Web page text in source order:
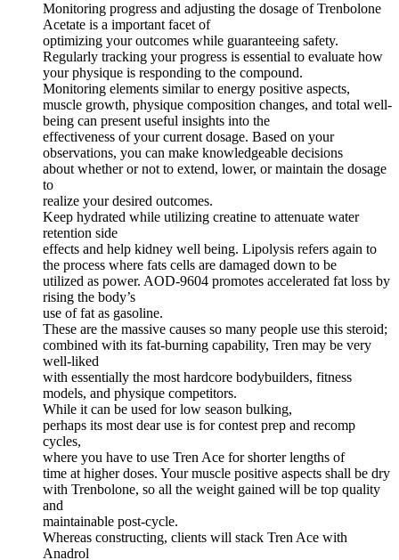
Monitoring progress and adjusting the dosage of Trenbolone
Acetate is a important facet of
optimizing your outcomes while guaranteeing safety.
Regularly tracking your progress is essential to evaluate how
your physique is responding to the compound.
Monitoring elements similar to energy positive aspects,
muscle growth, physique composition changes, and total well-
being can present useful insights into the
effectiveness of your current dosage. Based on your
observations, you can make knowledgeable decisions
about whether or not to extend, lower, or maintain the dosage
to
realize your desired outcomes.
Keep hydrated while utilizing creatine to attenuate water
retention side
effects and help kidney well being. Lipolysis refers again to
the process where fats cells are damaged down to be
utilized as power. AOD-9604 promotes accelerated fat loss by
rising the body’s
use of fat as gasoline.
These are the massive causes so many people use this steroid;
combined with its fat-burning capability, Tren may be very
well-liked
with essentially the most hardcore bodybuilders, fitness
models, and physique competitors.
While it can be used for low season bulking,
perhaps its most dear use is for contest prep and recomp
cycles,
where you have to use Tren Ace for shorter lengths of
time at higher doses. Your muscle positive aspects shall be dry
with Trenbolone, so all the weight gained will be top quality
and
maintainable post-cycle.
Whereas constructing, clients will stack Tren Ace with
Anadrol